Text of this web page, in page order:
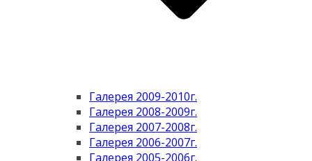
Галерея 2009-2010г.
Галерея 2008-2009г.
Галерея 2007-2008г.
Галерея 2006-2007г.
Галерея 2005-2006г.